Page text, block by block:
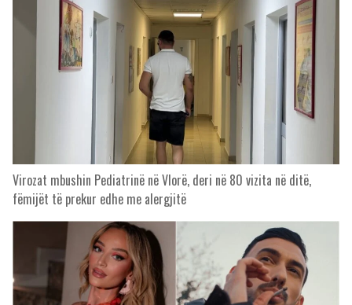
Virozat mbushin Pediatrinë në Vlorë, deri në 80 vizita në ditë,
fëmijët të prekur edhe me alergjitë